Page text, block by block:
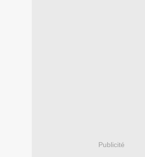
Publicité